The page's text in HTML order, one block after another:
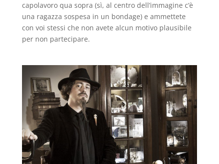
capolavoro qua sopra (sì, al centro dell’immagine c’è
una ragazza sospesa in un bondage) e ammettete
con voi stessi che non avete alcun motivo plausibile
per non partecipare.